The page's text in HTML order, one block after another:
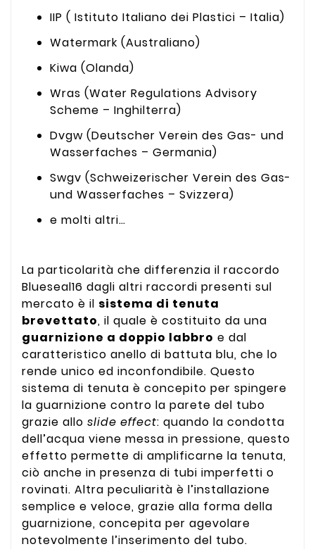
IIP ( Istituto Italiano dei Plastici – Italia)
Watermark (Australiano)
Kiwa (Olanda)
Wras (Water Regulations Advisory
Scheme – Inghilterra)
Dvgw (Deutscher Verein des Gas- und
Wasserfaches – Germania)
Swgv (Schweizerischer Verein des Gas-
und Wasserfaches – Svizzera)
e molti altri…
La particolarità che differenzia il raccordo
Blueseal16 dagli altri raccordi presenti sul
mercato è il sistema di tenuta
brevettato, il quale è costituito da una
guarnizione a doppio labbro e dal
caratteristico anello di battuta blu, che lo
rende unico ed inconfondibile. Questo
sistema di tenuta è concepito per spingere
la guarnizione contro la parete del tubo
grazie allo slide effect: quando la condotta
dell’acqua viene messa in pressione, questo
effetto permette di amplificarne la tenuta,
ciò anche in presenza di tubi imperfetti o
rovinati. Altra peculiarità è l’installazione
semplice e veloce, grazie alla forma della
guarnizione, concepita per agevolare
notevolmente l’inserimento del tubo.